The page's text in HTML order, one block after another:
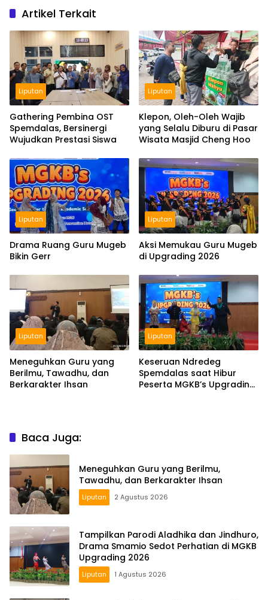
Artikel Terkait
Liputan
Gathering Pembina OST
Spemdalas, Bersinergi
Wujudkan Prestasi Siswa
Liputan
Klepon, Oleh-Oleh Wajib
yang Selalu Diburu di Pasar
Wisata Masjid Cheng Hoo
Liputan
Drama Ruang Guru Mugeb
Bikin Gerr
Liputan
Aksi Memukau Guru Mugeb
di Upgrading 2026
Liputan
Meneguhkan Guru yang
Berilmu, Tawadhu, dan
Berkarakter Ihsan
Liputan
Keseruan Ndredeg
Spemdalas saat Hibur
Peserta MGKB’s Upgrading
Baca Juga:
Meneguhkan Guru yang Berilmu,
Tawadhu, dan Berkarakter Ihsan
Liputan 2 Agustus 2026
Tampilkan Parodi Aladhika dan Jindhuro,
Drama Smamio Sedot Perhatian di MGKB
Upgrading 2026
Liputan 1 Agustus 2026